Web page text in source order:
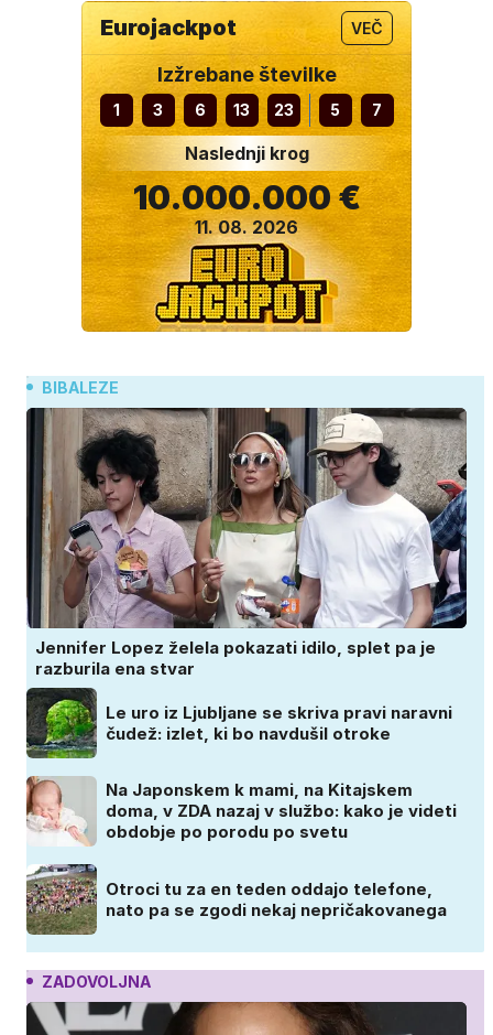
Eurojackpot VEČ
Izžrebane številke
1 3 6 13 23 5 7
Naslednji krog
10.000.000 €
11. 08. 2026
BIBALEZE
Jennifer Lopez želela pokazati idilo, splet pa je
razburila ena stvar
Le uro iz Ljubljane se skriva pravi naravni
čudež: izlet, ki bo navdušil otroke
Na Japonskem k mami, na Kitajskem
doma, v ZDA nazaj v službo: kako je videti
obdobje po porodu po svetu
Otroci tu za en teden oddajo telefone,
nato pa se zgodi nekaj nepričakovanega
ZADOVOLJNA